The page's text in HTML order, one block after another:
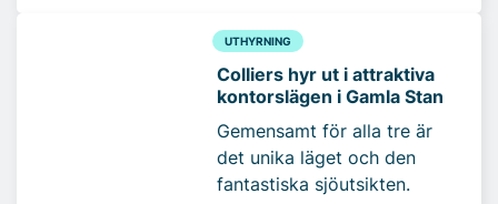
UTHYRNING
Colliers hyr ut i attraktiva
kontorslägen i Gamla Stan
Gemensamt för alla tre är
det unika läget och den
fantastiska sjöutsikten.